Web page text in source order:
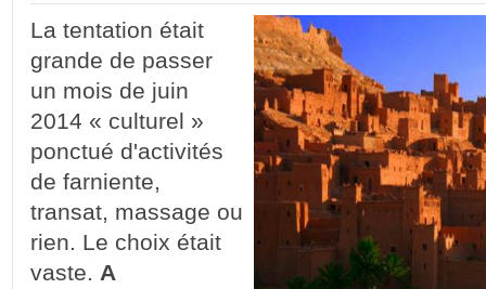
La tentation était
grande de passer
un mois de juin
2014 « culturel »
ponctué d'activités
de farniente,
transat, massage ou
rien. Le choix était
vaste. A